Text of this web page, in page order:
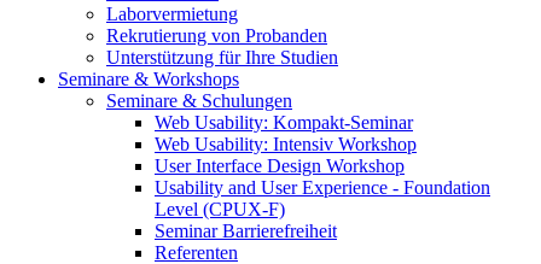
Laborvermietung
Rekrutierung von Probanden
Unterstützung für Ihre Studien
Seminare & Workshops
Seminare & Schulungen
Web Usability: Kompakt-Seminar
Web Usability: Intensiv Workshop
User Interface Design Workshop
Usability and User Experience - Foundation
Level (CPUX-F)
Seminar Barrierefreiheit
Referenten